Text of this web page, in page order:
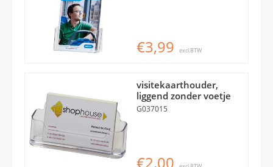
€3,99 excl.BTW
visitekaarthouder,
liggend zonder voetje
G037015
€2,00